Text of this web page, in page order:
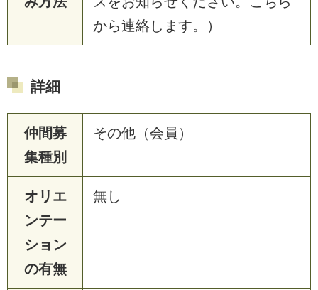
から連絡します。）
詳細
仲間募
集種別
その他（会員）
オリエ
ンテー
ション
の有無
無し